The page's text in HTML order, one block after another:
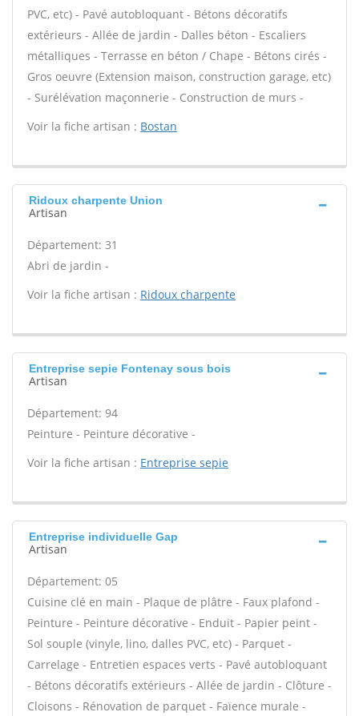
PVC, etc) - Pavé autobloquant - Bétons décoratifs
extérieurs - Allée de jardin - Dalles béton - Escaliers
métalliques - Terrasse en béton / Chape - Bétons cirés -
Gros oeuvre (Extension maison, construction garage, etc)
- Surélévation maçonnerie - Construction de murs -
Voir la fiche artisan : Bostan
Ridoux charpente Union
Artisan
Département: 31
Abri de jardin -
Voir la fiche artisan : Ridoux charpente
Entreprise sepie Fontenay sous bois
Artisan
Département: 94
Peinture - Peinture décorative -
Voir la fiche artisan : Entreprise sepie
Entreprise individuelle Gap
Artisan
Département: 05
Cuisine clé en main - Plaque de plâtre - Faux plafond -
Peinture - Peinture décorative - Enduit - Papier peint -
Sol souple (vinyle, lino, dalles PVC, etc) - Parquet -
Carrelage - Entretien espaces verts - Pavé autobloquant
- Bétons décoratifs extérieurs - Allée de jardin - Clôture -
Cloisons - Rénovation de parquet - Faïence murale -